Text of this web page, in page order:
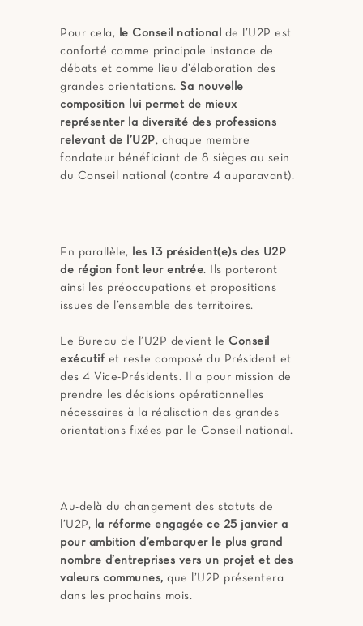
Pour cela, le Conseil national de l’U2P est
conforté comme principale instance de
débats et comme lieu d’élaboration des
grandes orientations. Sa nouvelle
composition lui permet de mieux
représenter la diversité des professions
relevant de l’U2P, chaque membre
fondateur bénéficiant de 8 sièges au sein
du Conseil national (contre 4 auparavant).
En parallèle,
les 13 président(e)s des U2P
de région font leur entrée. Ils porteront
ainsi les préoccupations et propositions
issues de l’ensemble des territoires.
Le Bureau de l’U2P devient le Conseil
exécutif et reste composé du Président et
des 4 Vice-Présidents. Il a pour mission de
prendre les décisions opérationnelles
nécessaires à la réalisation des grandes
orientations fixées par le Conseil national.
Au-delà du changement des statuts de
l’U2P, la réforme engagée ce 25 janvier a
pour ambition d’embarquer le plus grand
nombre d’entreprises vers un projet et des
valeurs communes, que l’U2P présentera
dans les prochains mois.